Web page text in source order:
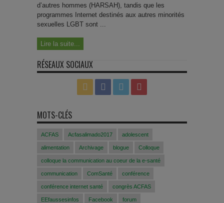
d’autres hommes (HARSAH), tandis que les
programmes Internet destinés aux autres minorités
sexuelles LGBT sont ...
Lire la suite...
RÉSEAUX SOCIAUX
MOTS-CLÉS
ACFAS Acfasalimado2017 adolescent
alimentation Archivage blogue Colloque
colloque la communication au coeur de la e-santé
communication ComSanté conférence
conférence internet santé congrès ACFAS
EEfaussesinfos Facebook forum